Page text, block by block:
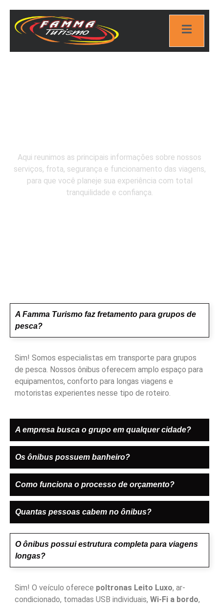
Aqui reunimos as principais informações sobre nossos
serviços, frota, segurança e funcionamento das viagens,
para que você planeje sua experiência com total
tranquilidade e confiança.
A Famma Turismo faz fretamento para grupos de
pesca?
Sim! Somos especialistas em transporte para grupos
de pesca. Nossos ônibus oferecem amplo espaço para
equipamentos, conforto para longas viagens e
motoristas experientes nesse tipo de roteiro.
A empresa busca o grupo em qualquer cidade?
Os ônibus possuem banheiro?
Como funciona o processo de orçamento?
Quantas pessoas cabem no ônibus?
O ônibus possui estrutura completa para viagens
longas?
Sim! O veículo oferece poltronas Leito Luxo, ar-
condicionado, tomadas USB individuais, Wi-Fi a bordo,